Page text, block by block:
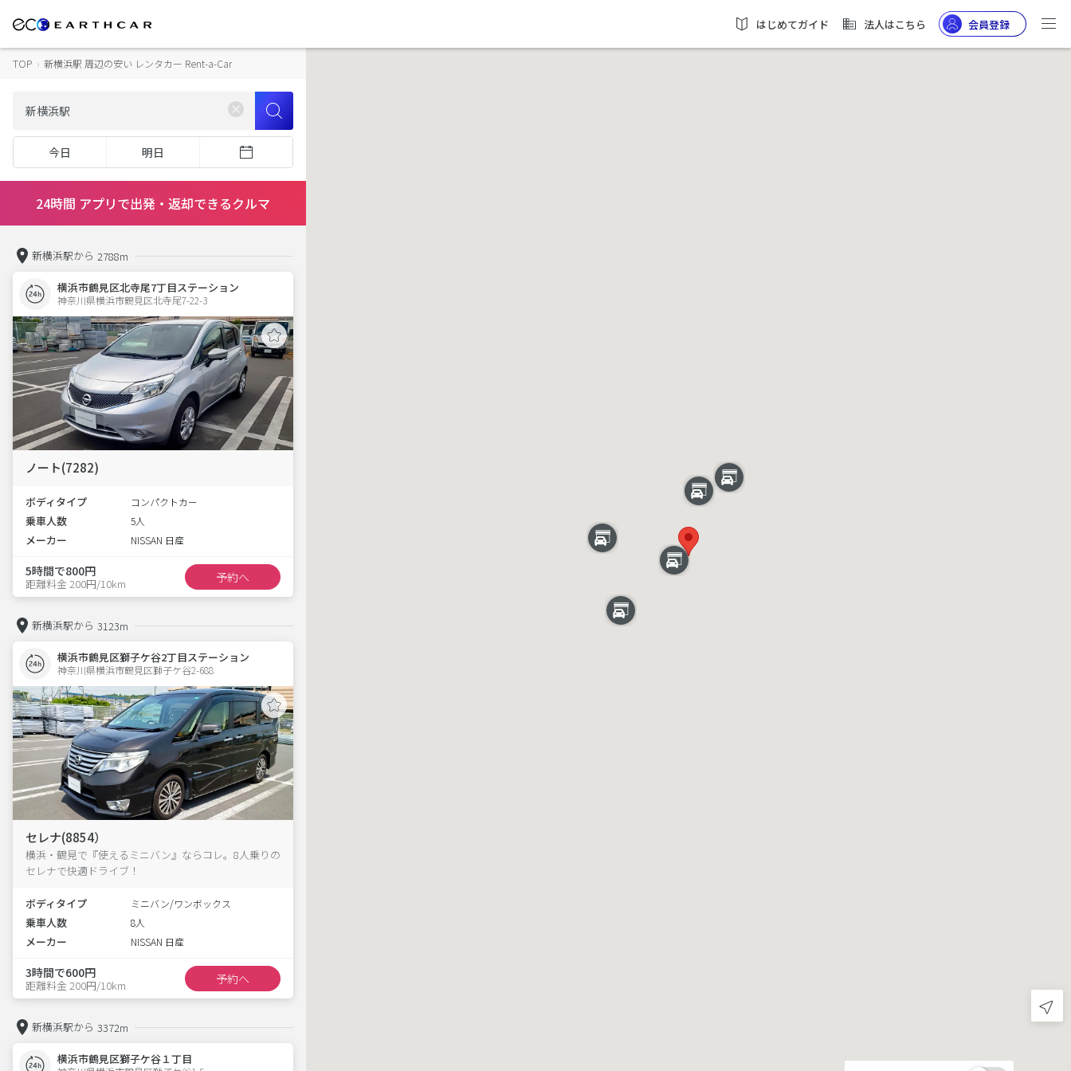
はじめてガイド 法人はこちら 会員登録
TOP › 新横浜駅 周辺の安い レンタカー Rent-a-Car
今日 明日
24時間 アプリで出発・返却できるクルマ
新横浜駅から 2788m
横浜市鶴見区北寺尾7丁目ステーション
神奈川県横浜市鶴見区北寺尾7-22-3
ノート(7282)
ボディタイプ コンパクトカー
乗車人数 5人
メーカー NISSAN 日産
5時間で800円
距離料金 200円/10km 予約へ
新横浜駅から 3123m
横浜市鶴見区獅子ケ谷2丁目ステーション
神奈川県横浜市鶴見区獅子ケ谷2-688
セレナ(8854）
横浜・鶴見で『使えるミニバン』ならコレ。8人乗りの
セレナで快適ドライブ！
ボディタイプ ミニバン/ワンボックス
乗車人数 8人
メーカー NISSAN 日産
3時間で600円
距離料金 200円/10km 予約へ
新横浜駅から 3372m
横浜市鶴見区獅子ケ谷１丁目